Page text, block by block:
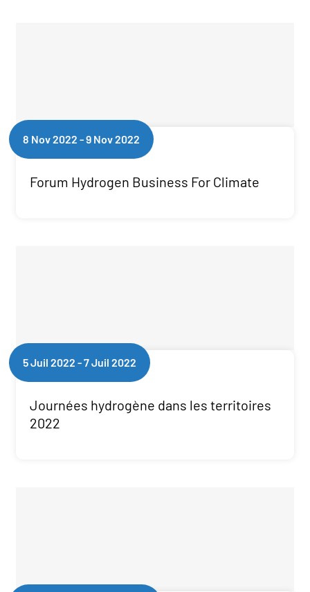
Forum Hydrogen Business For Climate
8 Nov 2022 -9 Nov 2022
Journées hydrogène dans les territoires
2022
5 Juil 2022 -7 Juil 2022